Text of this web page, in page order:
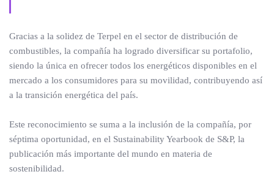
Gracias a la solidez de Terpel en el sector de distribución de
combustibles, la compañía ha logrado diversificar su portafolio,
siendo la única en ofrecer todos los energéticos disponibles en el
mercado a los consumidores para su movilidad, contribuyendo así
a la transición energética del país.
Este reconocimiento se suma a la inclusión de la compañía, por
séptima oportunidad, en el Sustainability Yearbook de S&P, la
publicación más importante del mundo en materia de
sostenibilidad.